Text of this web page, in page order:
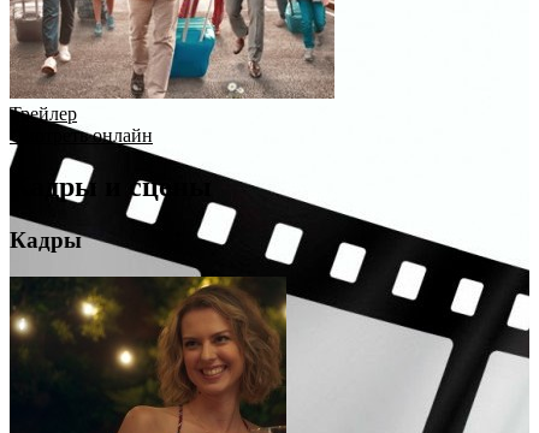
Трейлер
Смотреть онлайн
Кадры и сцены
Кадры